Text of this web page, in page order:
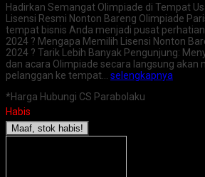
Hadirkan Semangat Olimpiade di Tempat
Lisensi Resmi Nonton Bareng Olimpiade
tempat bisnis Anda menjadi pusat
2024 ? Mengapa Memilih Lisensi Nonton
2024 ? Tarik Lebih Banyak Pengunjung:
dan acara Olimpiade secara langsung akan
pelanggan ke tempat… selengkapnya
*Harga Hubungi CS Parabolaku
Habis
Maaf, stok habis!